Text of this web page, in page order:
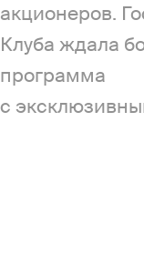
акционеров.
Клуба ждала
программа
с